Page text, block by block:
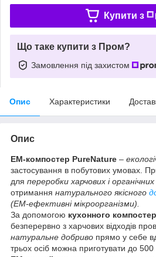
Купити з
Що таке купити з Пром?
Замовлення під захистом
Опис Характеристики
Опис
ЕМ-компостер PureNature –
застосування в побутових умовах.
для переробки харчових і
отримання натурального якісного
(ЕМ-ефективні мікроорганізми).
За допомогою кухонного
безперервно з харчових відходів
натуральне добриво прямо у себе
трьох осіб можна приготувати до 500